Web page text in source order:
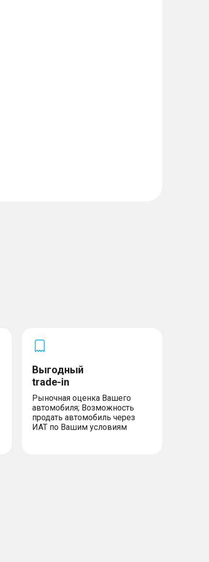
Выгодный
trade-in
Рыночная оценка Вашего
автомобиля; Возможность
продать автомобиль через
ИАТ по Вашим условиям